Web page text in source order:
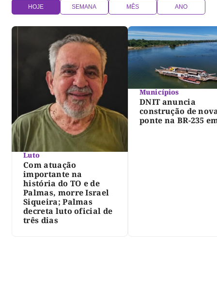
HOJE SEMANA MÊS ANO
Luto
Com atuação
importante na
história do TO e de
Palmas, morre Israel
Siqueira; Palmas
decreta luto oficial de
três dias
Municípios
DNIT anuncia
construção de
ponte na BR-235